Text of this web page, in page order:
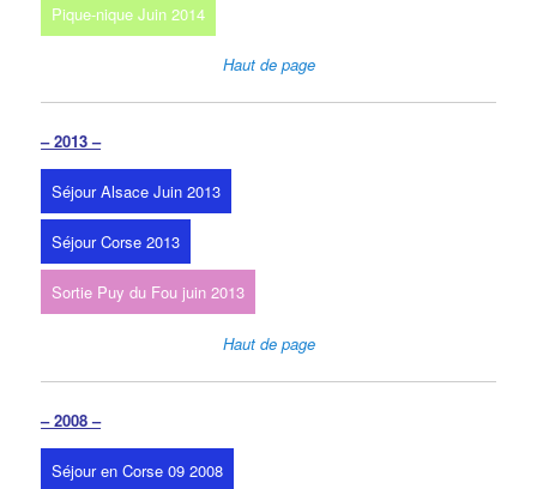
Pique-nique Juin 2014
Haut de page
– 2013 –
Séjour Alsace Juin 2013
Séjour Corse 2013
Sortie Puy du Fou juin 2013
Haut de page
– 2008 –
Séjour en Corse 09 2008